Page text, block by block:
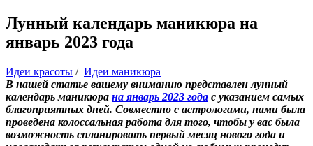
Лунный календарь маникюра на
январь 2023 года
Идеи красоты / Идеи маникюра
В нашей статье вашему вниманию представлен лунный
календарь маникюра на январь 2023 года с указанием самых
благоприятных дней. Совместно с астрологами, нами была
проведена колоссальная работа для того, чтобы у вас была
возможность спланировать первый месяц нового года и